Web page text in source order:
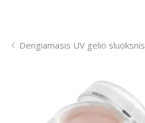
Dengiamasis UV gelio sluoksnis